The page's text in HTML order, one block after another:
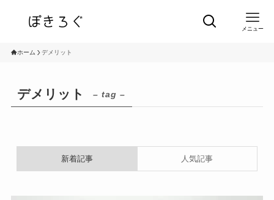
メニュー
ホーム デメリット
デメリット – tag –
新着記事 人気記事